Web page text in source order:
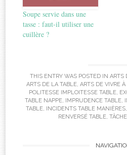
Soupe servie dans une
tasse : faut-il utiliser une
cuillère ?
THIS ENTRY WAS POSTED IN ARTS
ARTS DE LA TABLE, ARTS DE VIVRE
POLITESSE IMPLOITESSE TABLE,
TABLE NAPPE, IMPRUDENCE TABLE,
TABLE, INCIDENTS TABLE MANIÈRES,
RENVERSÉ TABLE,